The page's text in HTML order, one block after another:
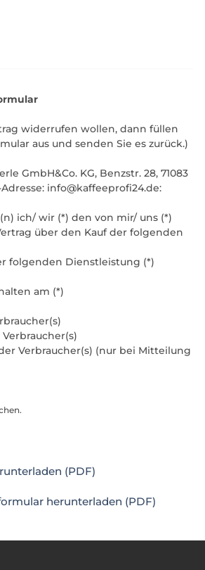
widerrufen wollen, dann füllen
aus und senden Sie es zurück.)
GmbH&Co. KG, Benzstr. 28, 71083
Adresse: info@kaffeeprofi24.de:
ich/ wir (*) den von mir/ uns (*)
über den Kauf der folgenden
folgenden Dienstleistung (*)
am (*)
Verbraucher(s) (nur bei Mitteilung
(PDF)
herunterladen (PDF)